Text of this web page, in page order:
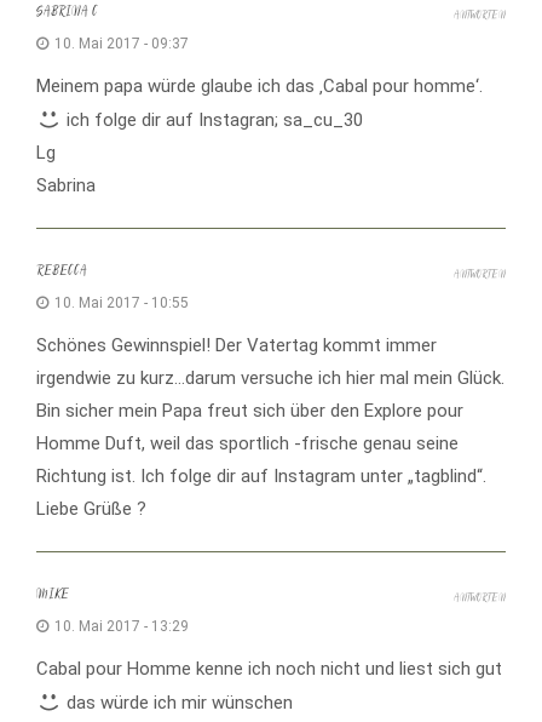
SABRINA C
10. Mai 2017 - 09:37
Meinem papa würde glaube ich das ‚Cabal pour homme‘.
ich folge dir auf Instagran; sa_cu_30
Lg
Sabrina
ANTWORTEN
REBECCA
10. Mai 2017 - 10:55
Schönes Gewinnspiel! Der Vatertag kommt immer
irgendwie zu kurz…darum versuche ich hier mal mein Glück.
Bin sicher mein Papa freut sich über den Explore pour
Homme Duft, weil das sportlich -frische genau seine
Richtung ist. Ich folge dir auf Instagram unter „tagblind“.
Liebe Grüße ?
ANTWORTEN
MIKE
10. Mai 2017 - 13:29
Cabal pour Homme kenne ich noch nicht und liest sich gut
das würde ich mir wünschen
ANTWORTEN